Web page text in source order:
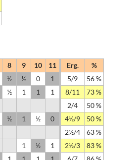
8 9 10 11 Erg.
%
½ ½ 0 1 5/9
56 %
½ 1 1 1 8/11
73 %
2/4
50 %
½ 1 ½ 0 4½/9
50 %
2½/4
63 %
1 ½ 1 2½/3
83 %